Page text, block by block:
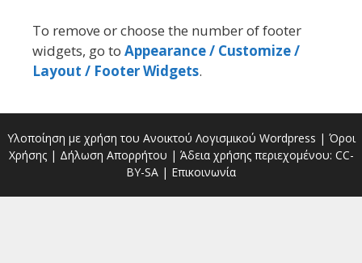
To remove or choose the number of footer
widgets, go to Appearance / Customize /
Layout / Footer Widgets.
Υλοποίηση με χρήση του Ανοικτού Λογισμικού Wordpress | Όροι
Χρήσης| Δήλωση Απορρήτου | Άδεια χρήσης περιεχομένου: CC-
BY-SA | Επικοινωνία